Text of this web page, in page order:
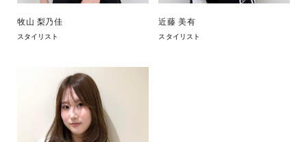
牧山 梨乃佳
スタイリスト
近藤 美有
スタイリスト